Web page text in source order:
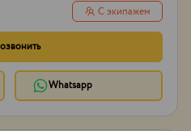
С экипажем
Whatsapp